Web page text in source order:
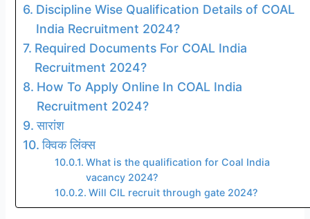
Discipline Wise Qualification Details of COAL
India Recruitment 2024?
Required Documents For COAL India
Recruitment 2024?
How To Apply Online In COAL India
Recruitment 2024?
सारांश
क्विक लिंक्स
What is the qualification for Coal India
vacancy 2024?
Will CIL recruit through gate 2024?